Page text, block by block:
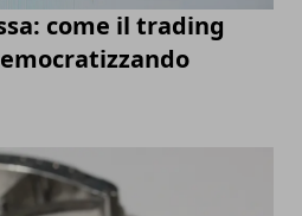
come il trading